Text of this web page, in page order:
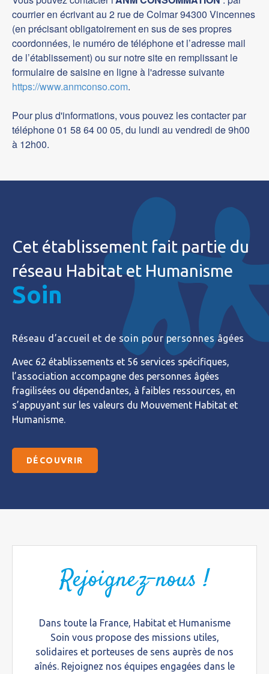
courrier en écrivant au 2 rue de Colmar 94300 Vincennes
(en précisant obligatoirement en sus de ses propres
coordonnées, le numéro de téléphone et l’adresse mail
de l’établissement) ou sur notre site en remplissant le
formulaire de saisine en ligne à l'adresse suivante
https://www.anmconso.com.
Pour plus d'informations, vous pouvez les contacter par
téléphone 01 58 64 00 05, du lundi au vendredi de 9h00
à 12h00.
Cet établissement fait partie du
réseau Habitat et Humanisme
Soin
Réseau d’accueil et de soin pour personnes âgées
Avec 62 établissements et 56 services spécifiques,
l’association accompagne des personnes âgées
fragilisées ou dépendantes, à faibles ressources, en
s’appuyant sur les valeurs du Mouvement Habitat et
Humanisme.
DÉCOUVRIR
Rejoignez-nous !
Dans toute la France, Habitat et Humanisme
Soin vous propose des missions utiles,
solidaires et porteuses de sens auprès de nos
aînés. Rejoignez nos équipes engagées dans le